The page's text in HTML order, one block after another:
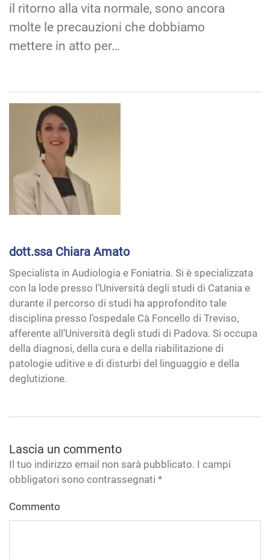
il ritorno alla vita normale, sono ancora
molte le precauzioni che dobbiamo
mettere in atto per…
dott.ssa Chiara Amato
Specialista in Audiologia e Foniatria. Si è specializzata
con la lode presso l’Università degli studi di Catania e
durante il percorso di studi ha approfondito tale
disciplina presso l’ospedale Cà Foncello di Treviso,
afferente all’Università degli studi di Padova. Si occupa
della diagnosi, della cura e della riabilitazione di
patologie uditive e di disturbi del linguaggio e della
deglutizione.
Lascia un commento
Il tuo indirizzo email non sarà pubblicato. I campi
obbligatori sono contrassegnati *
Commento